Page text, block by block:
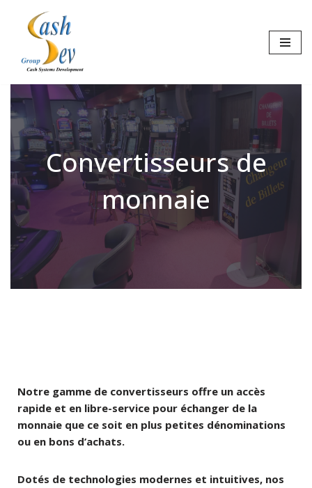
Aller
contenu
Convertisseurs de
monnaie
Notre gamme de convertisseurs offre un accès
rapide et en libre-service pour échanger de la
monnaie que ce soit en plus petites dénominations
ou en bons d’achats.
Dotés de technologies modernes et intuitives, nos